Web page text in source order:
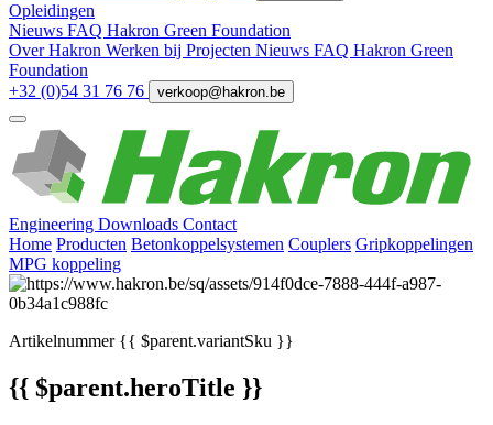
Opleidingen
Nieuws FAQ Hakron Green Foundation
Over Hakron Werken bij Projecten Nieuws FAQ Hakron Green
Foundation
+32 (0)54 31 76 76
verkoop@hakron.be
Engineering Downloads Contact
Home Producten Betonkoppelsystemen Couplers Gripkoppelingen
MPG koppeling
Artikelnummer{{ $parent.variantSku }}
{{ $parent.heroTitle }}